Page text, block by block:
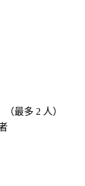
（最多 2 人）